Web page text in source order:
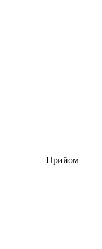
Прийом